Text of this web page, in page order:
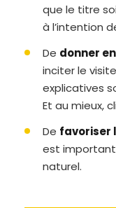
que le titre
à l’intention
De donner
inciter le
explicatives
Et au mieux,
De favoriser
est
naturel.